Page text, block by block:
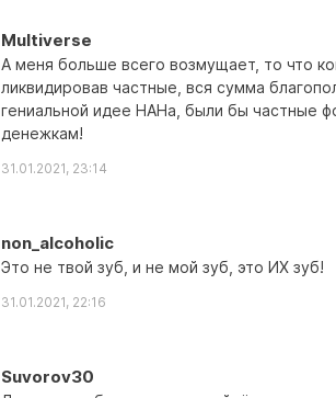
Multiverse
А меня больше всего возмущает, то что
ликвидировав частные, вся сумма
гениальной идее НАНа, были бы частные
денежкам!
31.01.2021, 23:14
non_alcoholic
Это не твой зуб, и не мой зуб, это ИХ зуб!
31.01.2021, 22:16
Suvorov30